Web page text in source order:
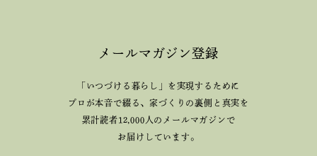
メールマガジン登録
「いつづける暮らし」を実現するために
プロが本音で綴る、家づくりの裏側と真実を
累計読者12,000人のメールマガジンで
お届けしています。